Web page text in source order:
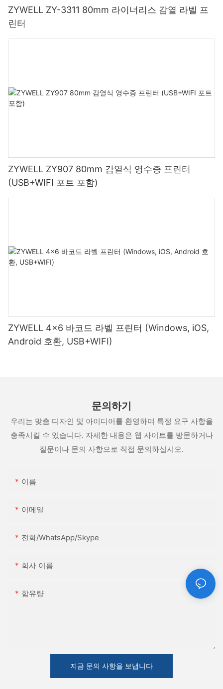
ZYWELL ZY-3311 80mm 라이너리스 감열 라벨 프
린터
ZYWELL ZY907 80mm 감열식 영수증 프린터
(USB+WIFI 포트 포함)
ZYWELL 4x6 바코드 라벨 프린터 (Windows, iOS,
Android 호환, USB+WIFI)
문의하기
우리는 맞춤 디자인 및 아이디어를 환영하며 특정 요구 사항을
충족시킬 수 있습니다. 자세한 내용은 웹 사이트를 방문하거나
질문이나 문의 사항으로 직접 문의하십시오.
이름
이메일
전화/WhatsApp/Skype
회사 이름
함유량
지금 문의 사항을 보냅니다